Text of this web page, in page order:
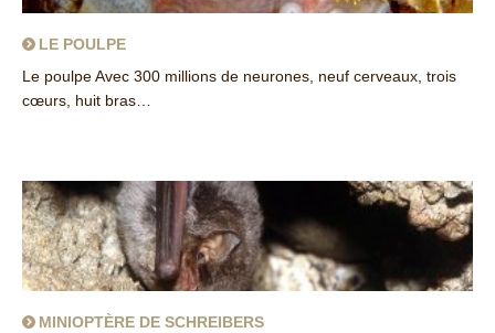
LE POULPE
Le poulpe Avec 300 millions de neurones, neuf cerveaux, trois
cœurs, huit bras…
MINIOPTÈRE DE SCHREIBERS